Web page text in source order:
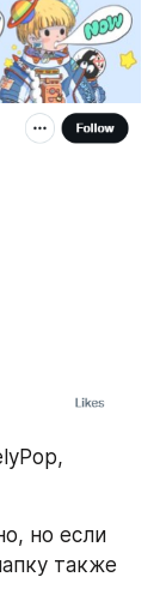
но если
также